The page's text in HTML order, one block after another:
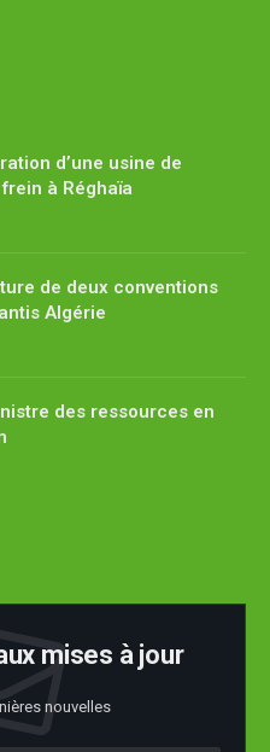
d’une usine de
à Réghaïa
de deux conventions
Algérie
des ressources en
mises à jour
nouvelles